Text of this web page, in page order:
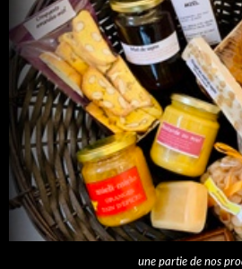
une partie de nos